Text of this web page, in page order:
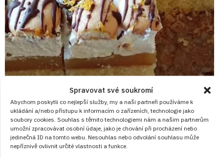
Spravovat své soukromí
Abychom poskytli co nejlepší služby, my a naši partneři používáme k
ukládání a/nebo přístupu k informacím o zařízeních, technologie jako
soubory cookies. Souhlas s těmito technologiemi nám a našim partnerům
umožní zpracovávat osobní údaje, jako je chování při procházení nebo
jedinečná ID na tomto webu. Nesouhlas nebo odvolání souhlasu může
nepříznivě ovlivnit určité vlastnosti a funkce.
4. 8. 2026
Pomerančové řezy trochu svěžeji: Vláčný
základ, voňavá poleva a chuť slunečného
odpoledne